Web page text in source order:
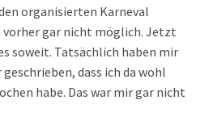
organisierten Karneval
vorher gar nicht möglich. Jetzt
soweit. Tatsächlich haben mir
dass ich da wohl
habe. Das war mir gar nicht